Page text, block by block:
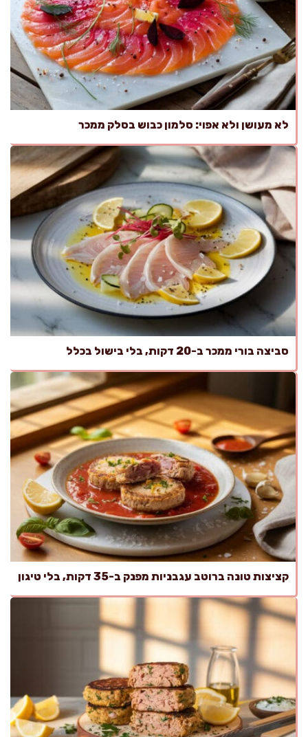
לא מעושן ולא אפוי: סלמון כבוש בסלק ממכר
סביצה בורי ממכר ב-20 דקות, בלי בישול בכלל
קציצות טונה ברוטב עגבניות מפנק ב-35 דקות, בלי טיגון